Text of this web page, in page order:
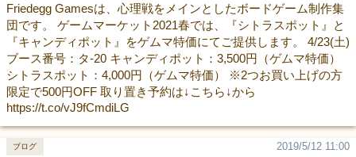
Friedegg Gamesは、心理戦をメインとしたボードゲーム制作集
団です。 ゲームマーケット2021春では、『シトラスポット』と
『キャンディポット』をゲムマ特価にてご提供します。 4/23(土)
ブース番号：タ-20 キャンディポット：3,500円（ゲムマ特価）
シトラスポット：4,000円（ゲムマ特価） ※2つお買い上げの方
限定で500円OFF 取り置き予約は↓こちら↓から
https://t.co/vJ9fCmdiLG
2019/5/12 11:00
ブログ